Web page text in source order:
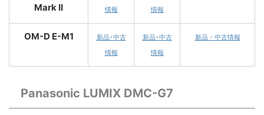
Mark II
情報
情報
OM-D E-M1
新品･中古
情報
新品･中古
情報
新品・中古情報
Panasonic LUMIX DMC-G7